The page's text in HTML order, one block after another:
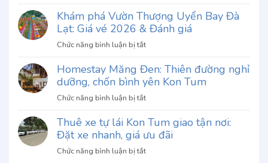
Phở
Thố
Gia
Lạt:
Khám
phá
vị
độc
Khám phá Vườn Thượng Uyển Bay Đà
Lạt: Giá vé 2026 & Đánh giá
Chức năng bình luận bị tắtở
phá
Vườn
Uyển
Đà
Lạt:
Giá
Homestay Măng Đen: Thiên đường nghỉ
dưỡng, chốn bình yên Kon Tum
Chức năng bình luận bị tắtở
Măng
Đen:
đường
Thuê xe tự lái Kon Tum giao tận nơi:
Đặt xe nhanh, giá ưu đãi
Chức năng bình luận bị tắtở